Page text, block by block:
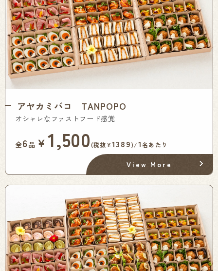
アヤカミバコ TANPOPO
オシャレなファストフード感覚
全6品 ￥ 1,500(税抜¥1389)/1名あたり
View More